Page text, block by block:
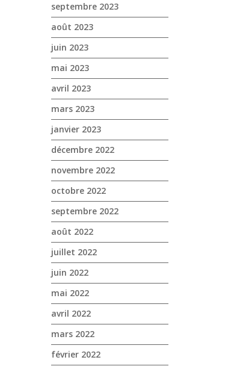
septembre 2023
août 2023
juin 2023
mai 2023
avril 2023
mars 2023
janvier 2023
décembre 2022
novembre 2022
octobre 2022
septembre 2022
août 2022
juillet 2022
juin 2022
mai 2022
avril 2022
mars 2022
février 2022